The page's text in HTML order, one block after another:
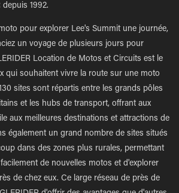
depuis 1992.
pour explorer Lee's Summit une journée,
un voyage de plusieurs jours pour
Location de Motos et Circuits est le
qui souhaitent vivre la route sur une moto
sites sont répartis entre les grands pôles
et les hubs de transport, offrant aux
aux meilleures destinations et attractions de
également un grand nombre de sites situés
dans des zones plus rurales, permettant
de nouvelles motos et d'explorer
de chez eux. Ce large réseau de près de